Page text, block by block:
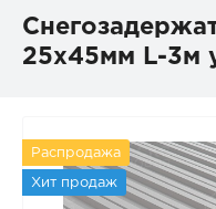
25х45мм L-3м
Распродажа
Хит продаж